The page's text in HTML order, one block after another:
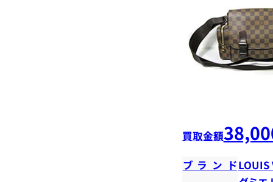
買取金額
ブランドLOUIS